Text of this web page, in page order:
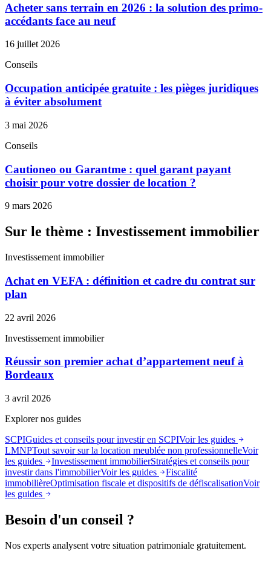
Acheter sans terrain en 2026 : la solution des primo-
accédants face au neuf
16 juillet 2026
Conseils
Occupation anticipée gratuite : les pièges juridiques
à éviter absolument
3 mai 2026
Conseils
Cautioneo ou Garantme : quel garant payant
choisir pour votre dossier de location ?
9 mars 2026
Sur le thème : Investissement immobilier
Investissement immobilier
Achat en VEFA : définition et cadre du contrat sur
plan
22 avril 2026
Investissement immobilier
Réussir son premier achat d’appartement neuf à
Bordeaux
3 avril 2026
Explorer nos guides
SCPIGuides et conseils pour investir en SCPIVoir les guides
LMNPTout savoir sur la location meublée non professionnelleVoir
les guides
Investissement immobilierStratégies et conseils pour
investir dans l'immobilierVoir les guides
Fiscalité
immobilièreOptimisation fiscale et dispositifs de défiscalisationVoir
les guides
Besoin d'un conseil ?
Nos experts analysent votre situation patrimoniale gratuitement.